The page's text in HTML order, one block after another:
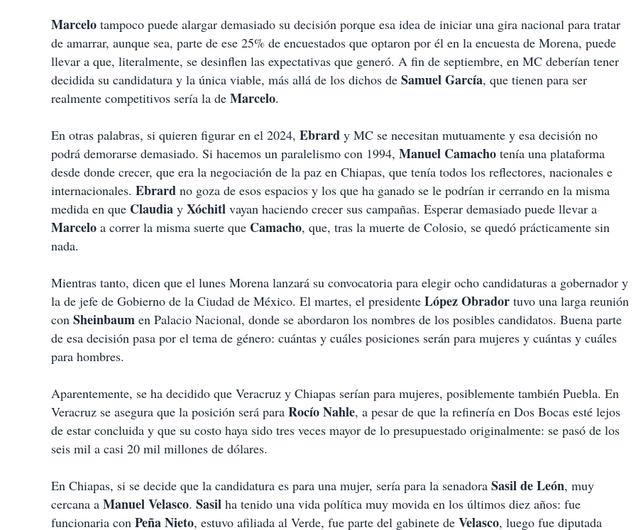
Marcelo tampoco puede alargar demasiado su decisión porque esa idea de iniciar una gira nacional para tratar
de amarrar, aunque sea, parte de ese 25% de encuestados que optaron por él en la encuesta de Morena, puede
llevar a que, literalmente, se desinflen las expectativas que generó. A fin de septiembre, en MC deberían tener
decidida su candidatura y la única viable, más allá de los dichos de Samuel García, que tienen para ser
realmente competitivos sería la de Marcelo.
En otras palabras, si quieren figurar en el 2024, Ebrard y MC se necesitan mutuamente y esa decisión no
podrá demorarse demasiado. Si hacemos un paralelismo con 1994, Manuel Camacho tenía una plataforma
desde donde crecer, que era la negociación de la paz en Chiapas, que tenía todos los reflectores, nacionales e
internacionales. Ebrard no goza de esos espacios y los que ha ganado se le podrían ir cerrando en la misma
medida en que Claudia y Xóchitl vayan haciendo crecer sus campañas. Esperar demasiado puede llevar a
Marcelo a correr la misma suerte que Camacho, que, tras la muerte de Colosio, se quedó prácticamente sin
nada.
Mientras tanto, dicen que el lunes Morena lanzará su convocatoria para elegir ocho candidaturas a gobernador y
la de jefe de Gobierno de la Ciudad de México. El martes, el presidente López Obrador tuvo una larga reunión
con Sheinbaum en Palacio Nacional, donde se abordaron los nombres de los posibles candidatos. Buena parte
de esa decisión pasa por el tema de género: cuántas y cuáles posiciones serán para mujeres y cuántas y cuáles
para hombres.
Aparentemente, se ha decidido que Veracruz y Chiapas serían para mujeres, posiblemente también Puebla. En
Veracruz se asegura que la posición será para Rocío Nahle, a pesar de que la refinería en Dos Bocas esté lejos
de estar concluida y que su costo haya sido tres veces mayor de lo presupuestado originalmente: se pasó de los
seis mil a casi 20 mil millones de dólares.
En Chiapas, si se decide que la candidatura es para una mujer, sería para la senadora Sasil de León, muy
cercana a Manuel Velasco. Sasil ha tenido una vida política muy movida en los últimos diez años: fue
funcionaria con Peña Nieto, estuvo afiliada al Verde, fue parte del gabinete de Velasco, luego fue diputada